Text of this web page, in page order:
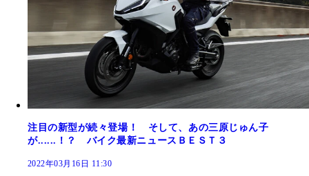
注目の新型が続々登場！ そして、あの三原じゅん子
が......！？ バイク最新ニュースＢＥＳＴ３
2022年03月16日 11:30